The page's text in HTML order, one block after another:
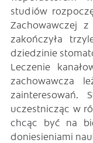
studiów
Zachowawczej
zakończyła
dziedzinie
Leczenie
zachowawcza
zainteresowań.
uczestnicząc w
chcąc być na
doniesieniami